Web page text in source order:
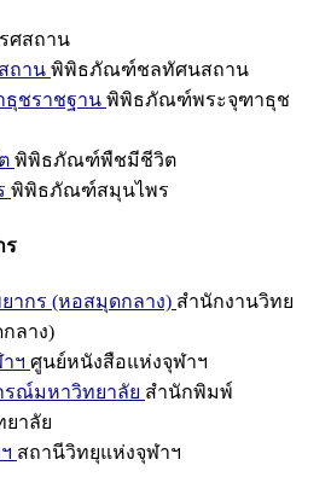
ศสถาน
ถาน พิพิธภัณฑ์ชลทัศนสถาน
ชราชฐาน พิพิธภัณฑ์พระจุฑาธุช
พิพิธภัณฑ์พืชมีชีวิต
พิพิธภัณฑ์สมุนไพร
ร
ากร (หอสมุดกลาง) สำนักงานวิทย
ลาง)
ฯ ศูนย์หนังสือแห่งจุฬาฯ
ณ์มหาวิทยาลัย สำนักพิมพ์
าลัย
สถานีวิทยุแห่งจุฬาฯ